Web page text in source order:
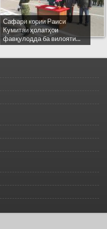
Сафари кории Раиси
Кумитаи ҳолатҳои
фавқулодда ба вилояти...